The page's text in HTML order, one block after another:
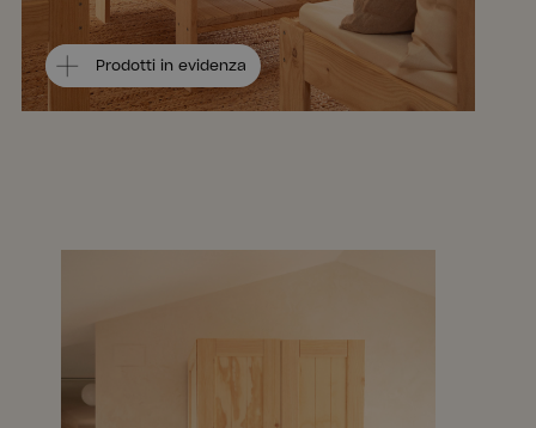
Prodotti in evidenza